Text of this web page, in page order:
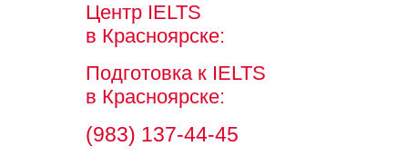
Центр IELTS
в Красноярске:
Подготовка к IELTS
в Красноярске:
(983) 137-44-45